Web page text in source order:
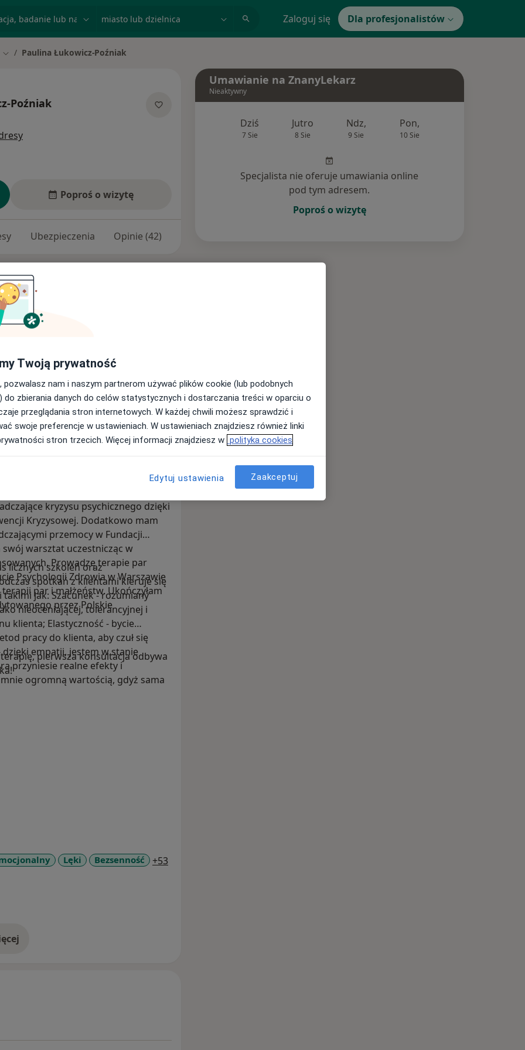
Zaloguj się Dla profesjonalistów
Zmień miasto
Paulina Łukowicz-Poźniak
Poźniak
Poproś o wizytę
Ubezpieczenia Opinie (42)
wprowadziłam możliwość
rozpoznaje obecne trudności i
na listę oczekujących na terapię
Blisko lub poza ośrodkiem)
pacjentów po godzinie 16:00.
ukończyłam na
psychoterapeutką poznawczo-
ukończonej czteroletniej szkoły
osób dorosłych i młodzieży od
oraz metodamiEMDR
zaburzenia lękowe (w tym zespół
osobowości. Pracuję
kryzysu psychicznego dzięki
Kryzysowej. Dodatkowo mam
przemocy w Fundacji
warsztat uczestnicząc w
Prowadzę terapie par
Psychologii Zdrowia w Warszawie
par i małżeństw. Ukończyłam
przez Polskie
licznych szkoleń oraz
spotkań z klientami kieruje się
jak: Szacunek - rozumiany
nieoceniającej, tolerancyjnej i
klienta; Elastyczność - bycie
pracy do klienta, aby czuł się
empatii, jestem w stanie
przyniesie realne efekty i
ogromną wartością, gdyż sama
innych ludzi i wspólnego
pierwsza konsultacja odbywa
Lęki Bezsenność +53
Umawianie na ZnanyLekarz
Nieaktywny
Dziś
7 Sie
Jutro
8 Sie
Ndz,
9 Sie
Pon,
10 Sie
Specjalista nie oferuje umawiania online
pod tym adresem.
Poproś o wizytę
Twoją prywatność
pozwalasz nam i naszym partnerom używać plików cookie (lub podobnych
do zbierania danych do celów statystycznych i dostarczania treści w oparciu o
przeglądania stron internetowych. W każdej chwili możesz sprawdzić i
swoje preferencje w ustawieniach. W ustawieniach znajdziesz również linki
stron trzecich. Więcej informacji znajdziesz w polityka cookies
Edytuj ustawienia Zaakceptuj